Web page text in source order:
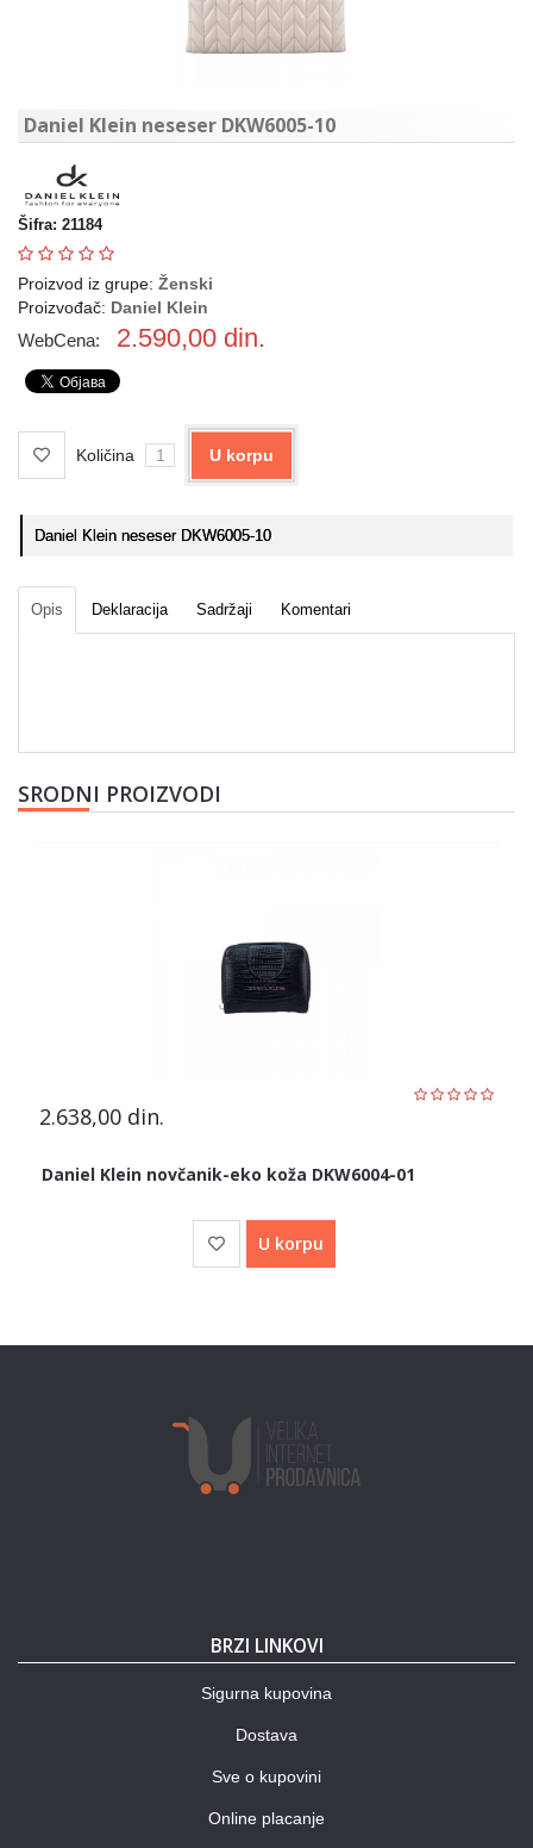
Daniel Klein neseser DKW6005-10
Šifra: 21184
Proizvod iz grupe: Ženski
Proizvođač: Daniel Klein
WebCena: 2.590,00 din.
Količina U korpu
Daniel Klein neseser DKW6005-10
Opis Deklaracija Sadržaji Komentari
SRODNI PROIZVODI
2.638,00 din.
Daniel Klein novčanik-eko koža DKW6004-01
U korpu
BRZI LINKOVI
Sigurna kupovina
Dostava
Sve o kupovini
Online placanje